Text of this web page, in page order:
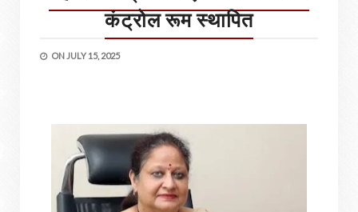
कंट्रोल रूम स्थापित
ON JULY 15, 2025